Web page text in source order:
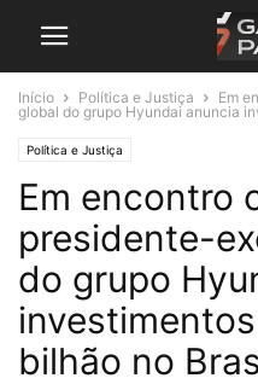
Início Política e Justiça
Em
global do grupo Hyundai anuncia
Política e Justiça
Em encontro
presidente-
do grupo
investimentos
bilhão no